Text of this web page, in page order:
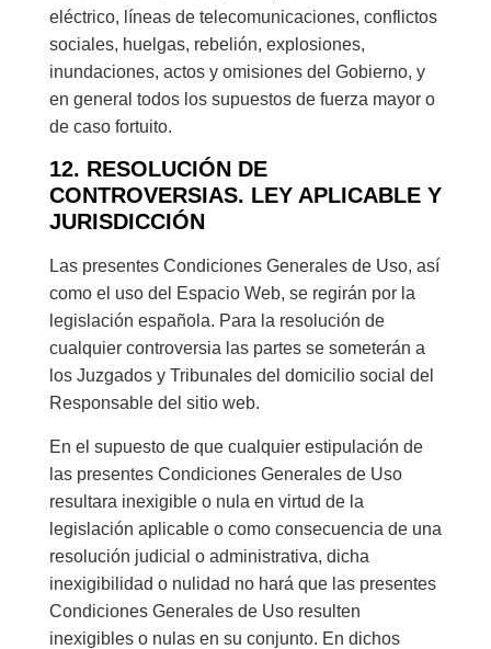
eléctrico, líneas de telecomunicaciones, conflictos
sociales, huelgas, rebelión, explosiones,
inundaciones, actos y omisiones del Gobierno, y
en general todos los supuestos de fuerza mayor o
de caso fortuito.
12. RESOLUCIÓN DE
CONTROVERSIAS. LEY APLICABLE Y
JURISDICCIÓN
Las presentes Condiciones Generales de Uso, así
como el uso del Espacio Web, se regirán por la
legislación española. Para la resolución de
cualquier controversia las partes se someterán a
los Juzgados y Tribunales del domicilio social del
Responsable del sitio web.
En el supuesto de que cualquier estipulación de
las presentes Condiciones Generales de Uso
resultara inexigible o nula en virtud de la
legislación aplicable o como consecuencia de una
resolución judicial o administrativa, dicha
inexigibilidad o nulidad no hará que las presentes
Condiciones Generales de Uso resulten
inexigibles o nulas en su conjunto. En dichos